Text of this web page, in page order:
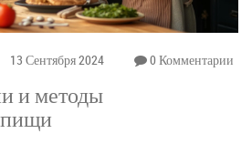
13 Сентября 2024 0 Комментарии
и методы
пищи